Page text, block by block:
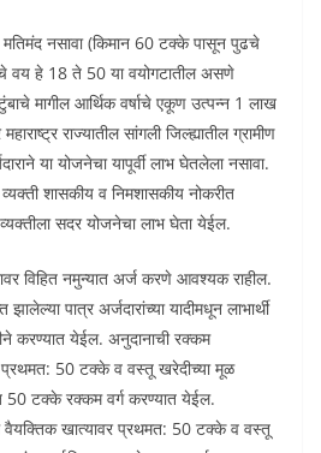
नसावा (किमान 60 टक्के पासून पुढचे
वय हे 18 ते 50 या वयोगटातील असणे
मागील आर्थिक वर्षाचे एकूण उत्पन्न 1 लाख
राज्यातील सांगली जिल्ह्यातील ग्रामीण
या योजनेचा यापूर्वी लाभ घेतलेला नसावा.
व्यक्ती शासकीय व निमशासकीय नोकरीत
सदर योजनेचा लाभ घेता येईल.
विहित नमुन्यात अर्ज करणे आवश्यक राहील.
पात्र अर्जदारांच्या यादीमधून लाभार्थी
करण्यात येईल. अनुदानाची रक्कम
प्रथमत: 50 टक्के व वस्तू खरेदीच्या मूळ
50 टक्के रक्कम वर्ग करण्यात येईल.
वैयक्तिक खात्यावर प्रथमत: 50 टक्के व वस्तू